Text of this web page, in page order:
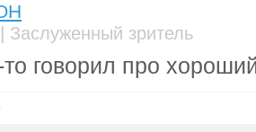
| Заслуженный зритель
говорил про